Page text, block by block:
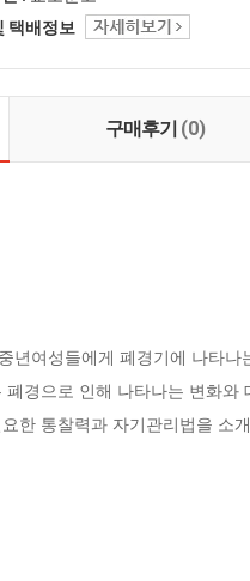
택배정보
구매후기 (0)
년여성들에게 폐경기에 나타
경으로 인해 나타나는 변화
한 통찰력과 자기관리법을 소